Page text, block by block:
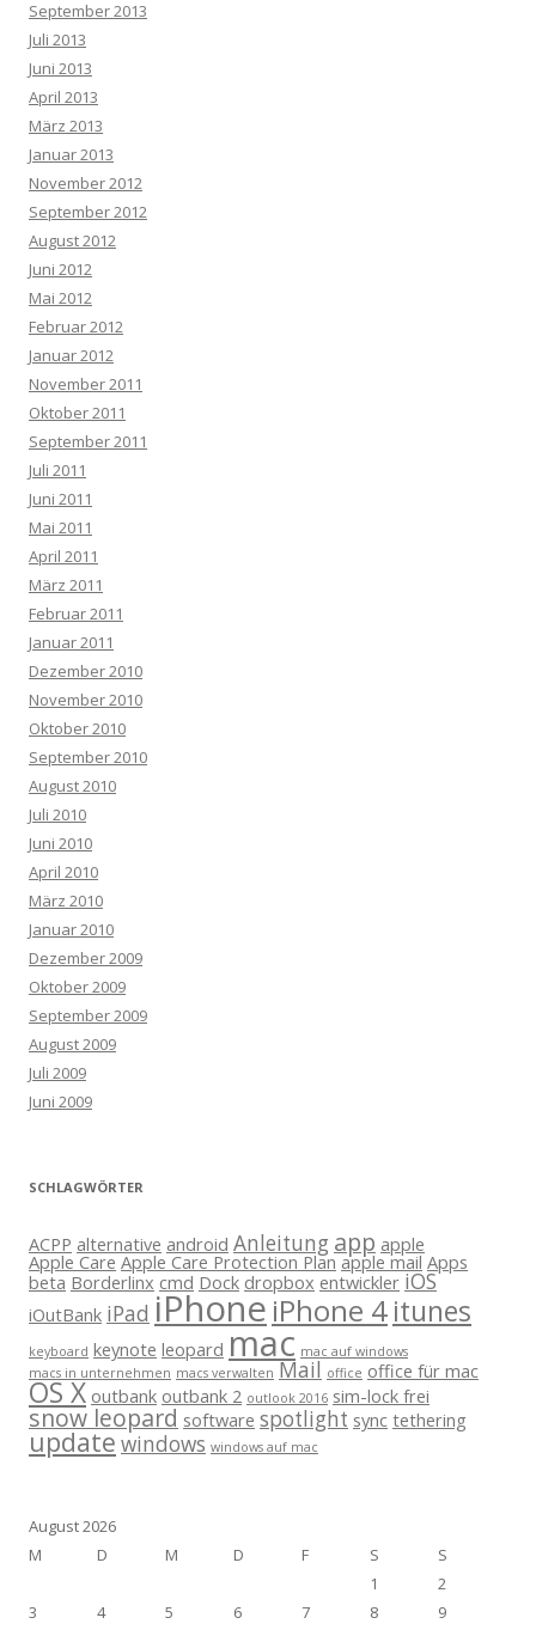
September 2013
Juli 2013
Juni 2013
April 2013
März 2013
Januar 2013
November 2012
September 2012
August 2012
Juni 2012
Mai 2012
Februar 2012
Januar 2012
November 2011
Oktober 2011
September 2011
Juli 2011
Juni 2011
Mai 2011
April 2011
März 2011
Februar 2011
Januar 2011
Dezember 2010
November 2010
Oktober 2010
September 2010
August 2010
Juli 2010
Juni 2010
April 2010
März 2010
Januar 2010
Dezember 2009
Oktober 2009
September 2009
August 2009
Juli 2009
Juni 2009
SCHLAGWÖRTER
ACPP alternative android Anleitung app apple
Apple Care Apple Care Protection Plan apple mail Apps
beta Borderlinx cmd Dock dropbox entwickler iOS
iOutBank iPad iPhone iPhone 4itunes
keyboard keynote leopard mac mac auf windows
macs in unternehmen macs verwalten Mail office office für mac
OS X outbank outbank 2 outlook 2016 sim-lock frei
snow leopard software spotlight sync tethering
update windows windows auf mac
August 2026
M
D M D F S
S
1
2
3
4 5 6 7 8
9